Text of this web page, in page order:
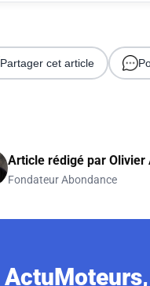
Partager cet article
Article rédigé par Olivier
Fondateur Abondance